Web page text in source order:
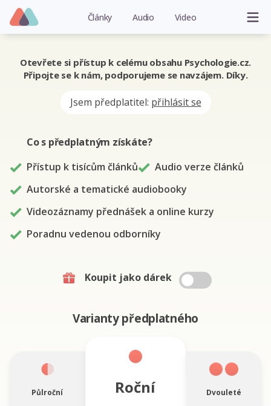
Články Audio Video
Otevřete si přístup k celému obsahu Psychologie.cz.
Připojte se k nám, podporujeme se navzájem. Díky.
Jsem předplatitel: přihlásit se
Co s předplatným získáte?
Přístup k tisícům článků
Audio verze článků
Autorské a tematické audiobooky
Videozáznamy přednášek a online kurzy
Poradnu vedenou odborníky
Koupit jako dárek
Varianty předplatného
Půlroční Roční Dvouleté